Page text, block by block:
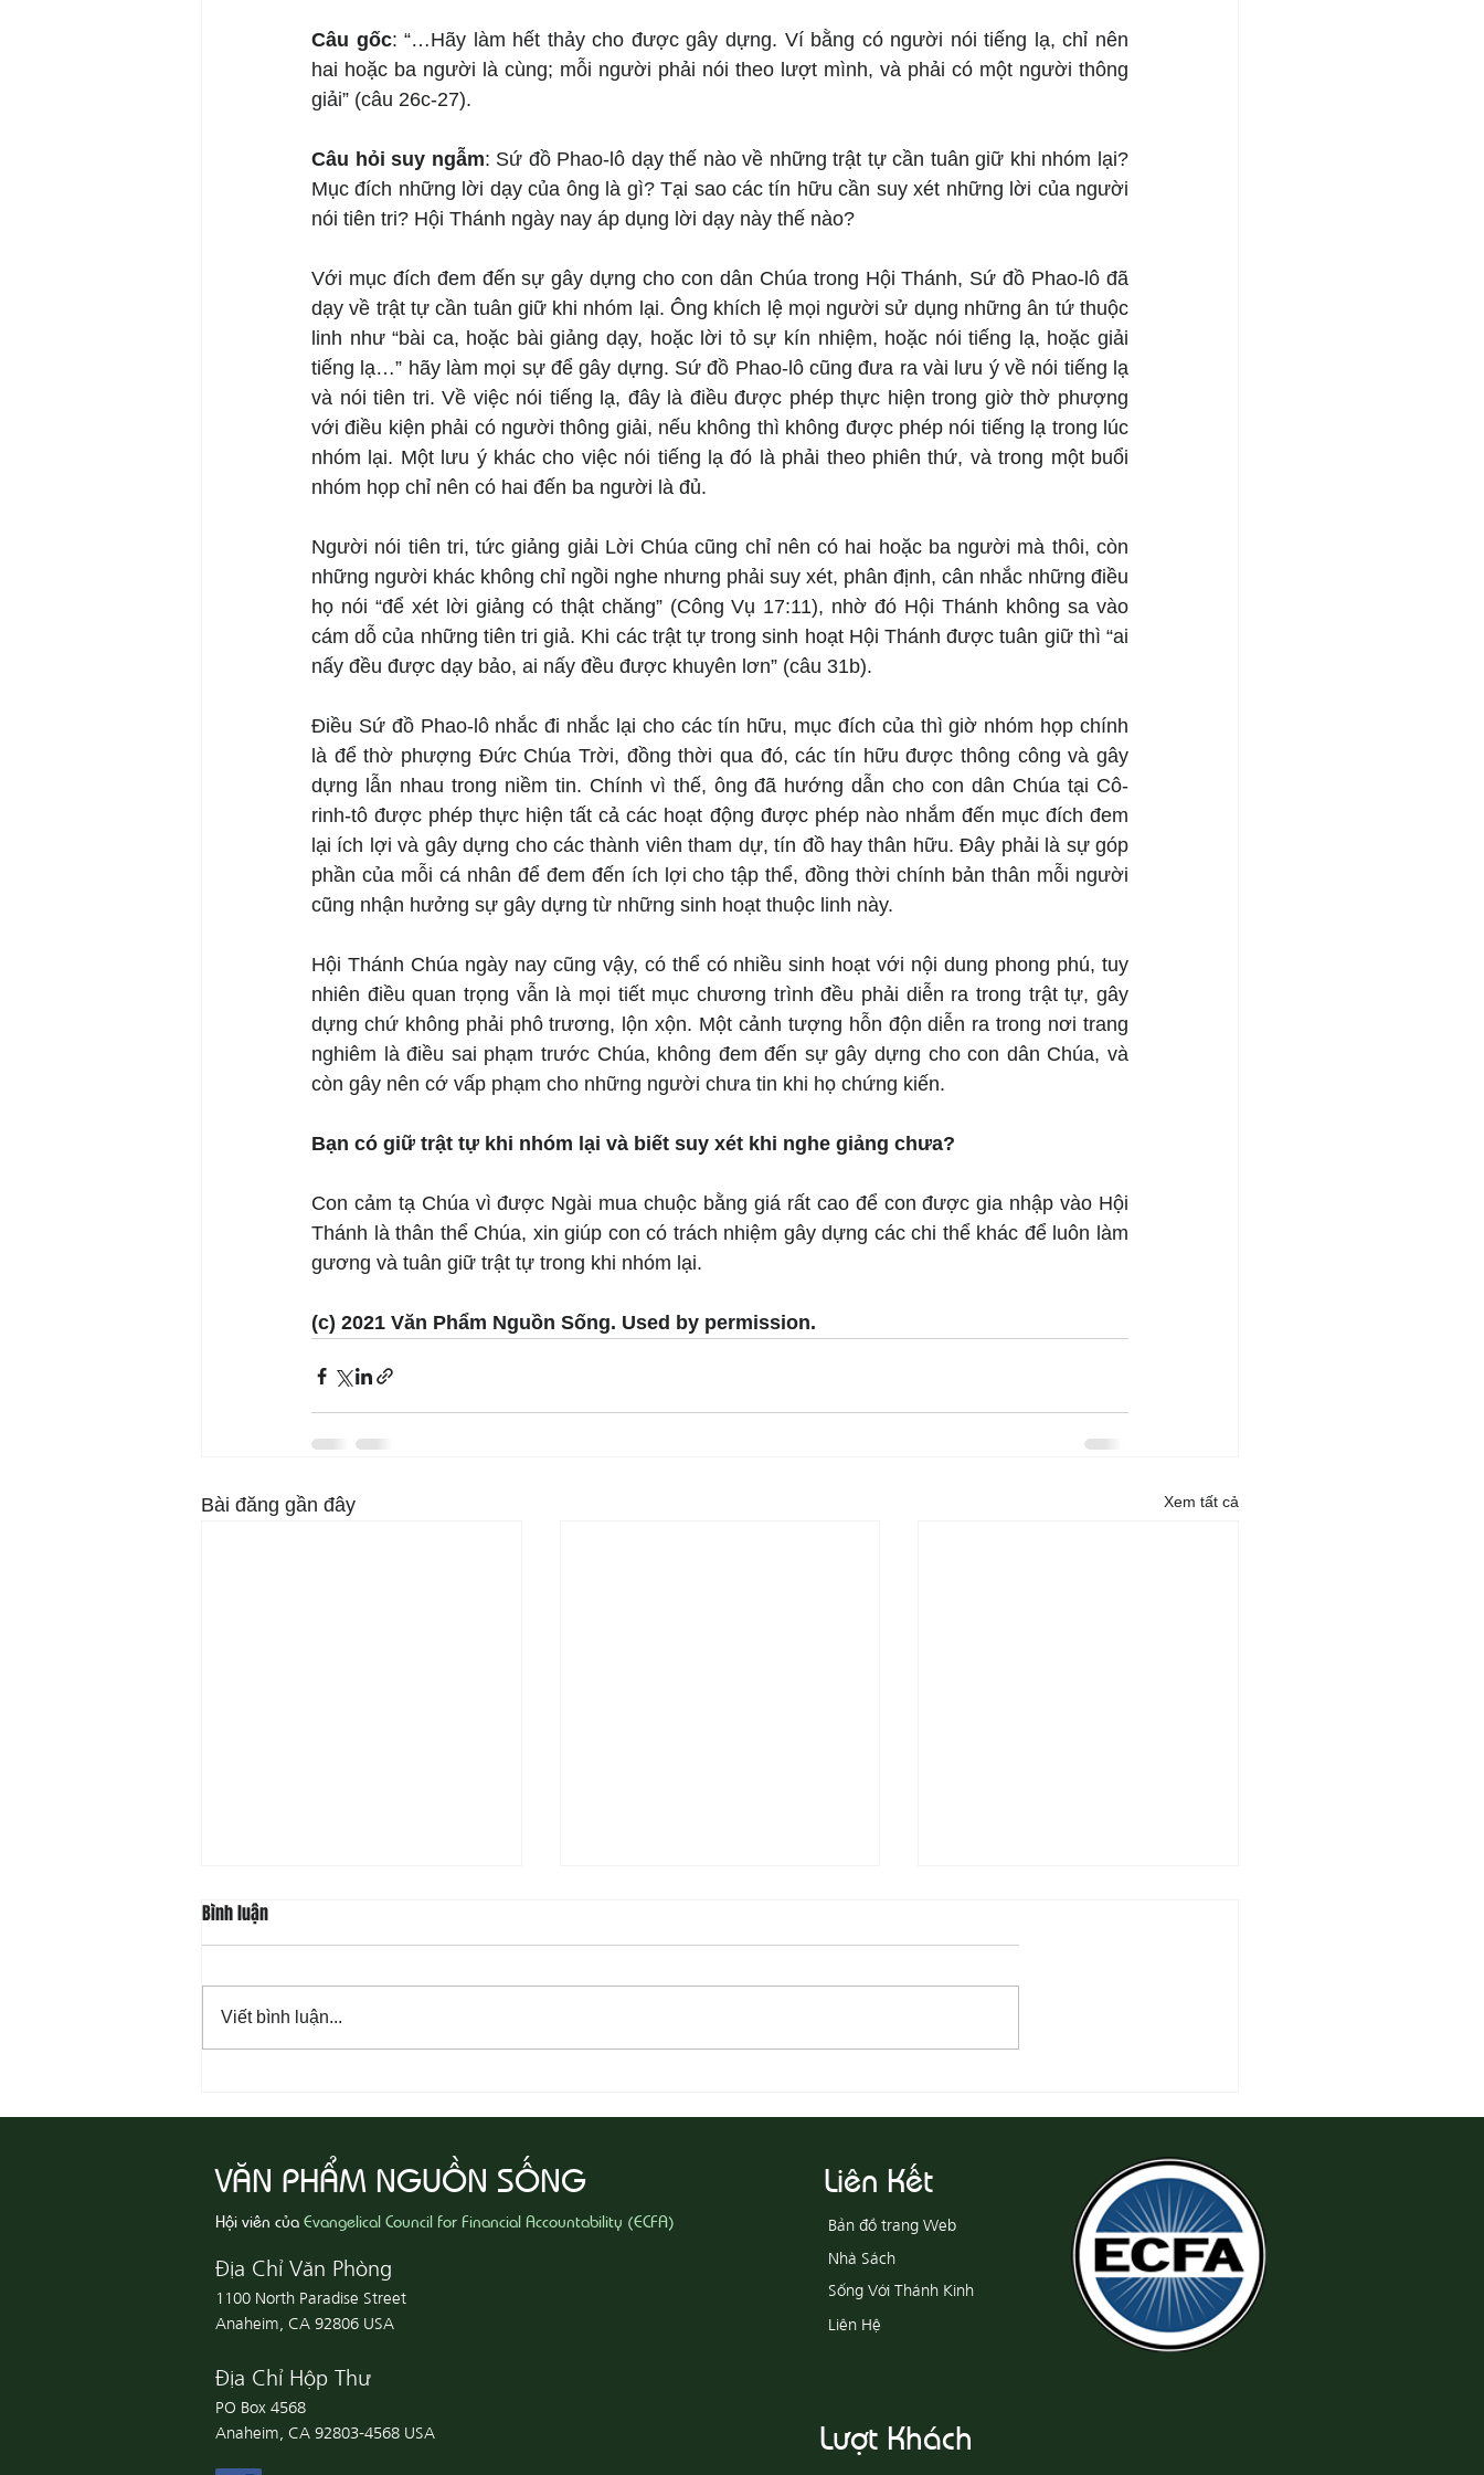
Câu gốc: “…Hãy làm hết thảy cho được gây dựng. Ví bằng có người nói tiếng lạ, chỉ nên
hai hoặc ba người là cùng; mỗi người phải nói theo lượt mình, và phải có một người thông
giải” (câu 26c-27).
Câu hỏi suy ngẫm: Sứ đồ Phao-lô dạy thế nào về những trật tự cần tuân giữ khi nhóm lại?
Mục đích những lời dạy của ông là gì? Tại sao các tín hữu cần suy xét những lời của người
nói tiên tri? Hội Thánh ngày nay áp dụng lời dạy này thế nào?
Với mục đích đem đến sự gây dựng cho con dân Chúa trong Hội Thánh, Sứ đồ Phao-lô đã
dạy về trật tự cần tuân giữ khi nhóm lại. Ông khích lệ mọi người sử dụng những ân tứ thuộc
linh như “bài ca, hoặc bài giảng dạy, hoặc lời tỏ sự kín nhiệm, hoặc nói tiếng lạ, hoặc giải
tiếng lạ…” hãy làm mọi sự để gây dựng. Sứ đồ Phao-lô cũng đưa ra vài lưu ý về nói tiếng lạ
và nói tiên tri. Về việc nói tiếng lạ, đây là điều được phép thực hiện trong giờ thờ phượng
với điều kiện phải có người thông giải, nếu không thì không được phép nói tiếng lạ trong lúc
nhóm lại. Một lưu ý khác cho việc nói tiếng lạ đó là phải theo phiên thứ, và trong một buổi
nhóm họp chỉ nên có hai đến ba người là đủ.
Người nói tiên tri, tức giảng giải Lời Chúa cũng chỉ nên có hai hoặc ba người mà thôi, còn
những người khác không chỉ ngồi nghe nhưng phải suy xét, phân định, cân nhắc những điều
họ nói “để xét lời giảng có thật chăng” (Công Vụ 17:11), nhờ đó Hội Thánh không sa vào
cám dỗ của những tiên tri giả. Khi các trật tự trong sinh hoạt Hội Thánh được tuân giữ thì “ai
nấy đều được dạy bảo, ai nấy đều được khuyên lơn” (câu 31b).
Điều Sứ đồ Phao-lô nhắc đi nhắc lại cho các tín hữu, mục đích của thì giờ nhóm họp chính
là để thờ phượng Đức Chúa Trời, đồng thời qua đó, các tín hữu được thông công và gây
dựng lẫn nhau trong niềm tin. Chính vì thế, ông đã hướng dẫn cho con dân Chúa tại Cô-
rinh-tô được phép thực hiện tất cả các hoạt động được phép nào nhắm đến mục đích đem
lại ích lợi và gây dựng cho các thành viên tham dự, tín đồ hay thân hữu. Đây phải là sự góp
phần của mỗi cá nhân để đem đến ích lợi cho tập thể, đồng thời chính bản thân mỗi người
cũng nhận hưởng sự gây dựng từ những sinh hoạt thuộc linh này.
Hội Thánh Chúa ngày nay cũng vậy, có thể có nhiều sinh hoạt với nội dung phong phú, tuy
nhiên điều quan trọng vẫn là mọi tiết mục chương trình đều phải diễn ra trong trật tự, gây
dựng chứ không phải phô trương, lộn xộn. Một cảnh tượng hỗn độn diễn ra trong nơi trang
nghiêm là điều sai phạm trước Chúa, không đem đến sự gây dựng cho con dân Chúa, và
còn gây nên cớ vấp phạm cho những người chưa tin khi họ chứng kiến.
Bạn có giữ trật tự khi nhóm lại và biết suy xét khi nghe giảng chưa?
Con cảm tạ Chúa vì được Ngài mua chuộc bằng giá rất cao để con được gia nhập vào Hội
Thánh là thân thể Chúa, xin giúp con có trách nhiệm gây dựng các chi thể khác để luôn làm
gương và tuân giữ trật tự trong khi nhóm lại.
(c) 2021 Văn Phẩm Nguồn Sống. Used by permission.
Bài đăng gần đây Xem tất cả
Khổ
Ác
Bình luận
Viết bình luận...
VĂN PHẨM NGUỒN SỐNG
Hội viên củaEvangelical Council for Financial Accountability (ECFA)
Địa Chỉ Văn Phòng
1100 North Paradise Street
Anaheim, CA 92806 USA
Địa Chỉ Hộp Thư
PO Box 4568
Anaheim, CA 92803-4568 USA
Liên Kết
Bản đồ trang Web
Nhà Sách
Sống Với Thánh Kinh
Liên Hệ
Lượt Khách